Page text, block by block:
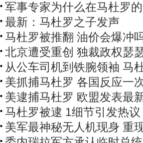
军事专家为什么在马杜罗
最新：马杜罗之子发声
马杜罗被推翻 油价会爆冲
北京遭受重创 独裁政权瑟
从公车司机到铁腕领袖 马
美抓捕马杜罗 各国反应一
美逮捕马杜罗 欧盟发表最
马杜罗被逮 1细节引发热
美军最神秘无人机现身 重